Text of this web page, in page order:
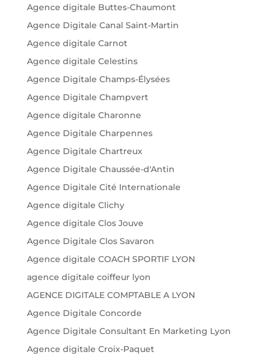
Agence digitale Buttes-Chaumont
Agence Digitale Canal Saint-Martin
Agence digitale Carnot
Agence digitale Celestins
Agence Digitale Champs-Élysées
Agence Digitale Champvert
Agence digitale Charonne
Agence Digitale Charpennes
Agence Digitale Chartreux
Agence Digitale Chaussée-d'Antin
Agence Digitale Cité Internationale
Agence digitale Clichy
Agence digitale Clos Jouve
Agence Digitale Clos Savaron
Agence digitale COACH SPORTIF LYON
agence digitale coiffeur lyon
AGENCE DIGITALE COMPTABLE A LYON
Agence Digitale Concorde
Agence Digitale Consultant En Marketing Lyon
Agence digitale Croix-Paquet